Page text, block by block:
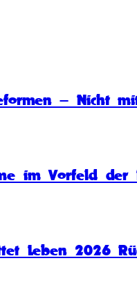
– Nicht
im Vorfeld
Leben 2026